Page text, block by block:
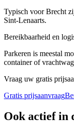
Typisch voor Brecht
Sint-Lenaarts.
Bereikbaarheid en
Parkeren is meestal
container of
Vraag uw gratis
Gratis prijsaanvraag
Ook actief in